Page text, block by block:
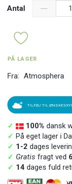
Antal
PÅ LAGER
Fra: Atmosphera
TILFØJ TIL
✓ 100% dansk
✓ På eget lager i
✓ 1-2 dages
✓ Gratis fragt ved
✓ 14 dages fuld